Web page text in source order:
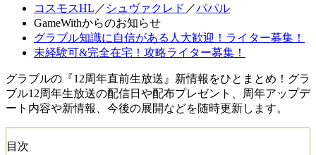
コスモスHL ／ シュヴァクレド ／パパル
GameWithからのお知らせ
グラブル知識に自信がある人大歓迎！ライター募集！
未経験可&完全在宅！攻略ライター募集！
グラブルの『12周年直前生放送』新情報をひとまとめ！グラ
ブル12周年生放送の配信日や配布プレゼント、周年アップデ
ート内容や新情報、今後の展開などを随時更新します。
目次